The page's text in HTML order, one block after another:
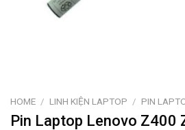
HOME / LINH KIỆN LAPTOP / PIN
Pin Laptop Lenovo Z400